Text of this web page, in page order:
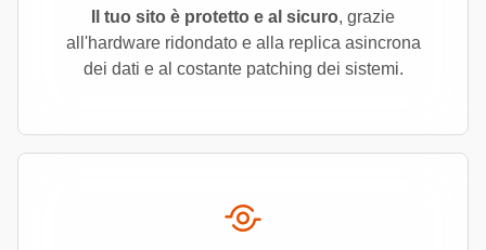
Il tuo sito è protetto e al sicuro, grazie
all'hardware ridondato e alla replica asincrona
dei dati e al costante patching dei sistemi.